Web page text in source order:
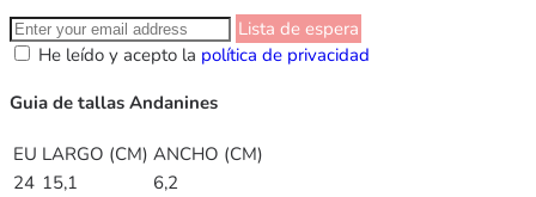
Lista de espera
He leído y acepto la política de privacidad
Guia de tallas Andanines
EU LARGO (CM) ANCHO (CM)
24 15,1
6,2